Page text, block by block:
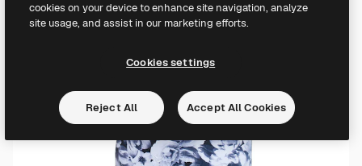
cookies on your device to enhance site navigation, analyze
site usage, and assist in our marketing efforts.
Cookies settings
Reject All Accept All Cookies